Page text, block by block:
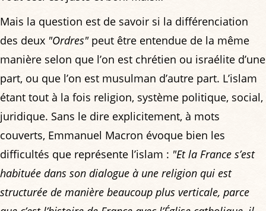
Mais la question est de savoir si la différenciation
des deux "Ordres"peut être entendue de la même
manière selon que l’on est chrétien ou israélite d’une
part, ou que l’on est musulman d’autre part. L’islam
étant tout à la fois religion, système politique, social,
juridique. Sans le dire explicitement, à mots
couverts, Emmanuel Macron évoque bien les
difficultés que représente l’islam : "Et la France s’est
habituée dans son dialogue à une religion qui est
structurée de manière beaucoup plus verticale, parce